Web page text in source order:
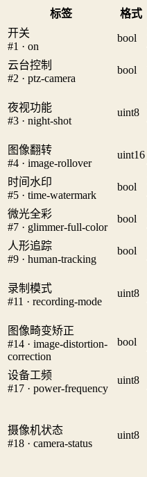
标签 格式
开关
#1 · on
bool
云台控制
#2 · ptz-camera
bool
夜视功能
#3 · night-shot
uint8
图像翻转
#4 · image-rollover
uint16
时间水印
#5 · time-watermark
bool
微光全彩
#7 · glimmer-full-color
bool
人形追踪
#9 · human-tracking
bool
录制模式
#11 · recording-mode
uint8
图像畸变矫正
#14 · image-distortion-
correction
bool
设备工频
#17 · power-frequency
uint8
摄像机状态
#18 · camera-status
uint8